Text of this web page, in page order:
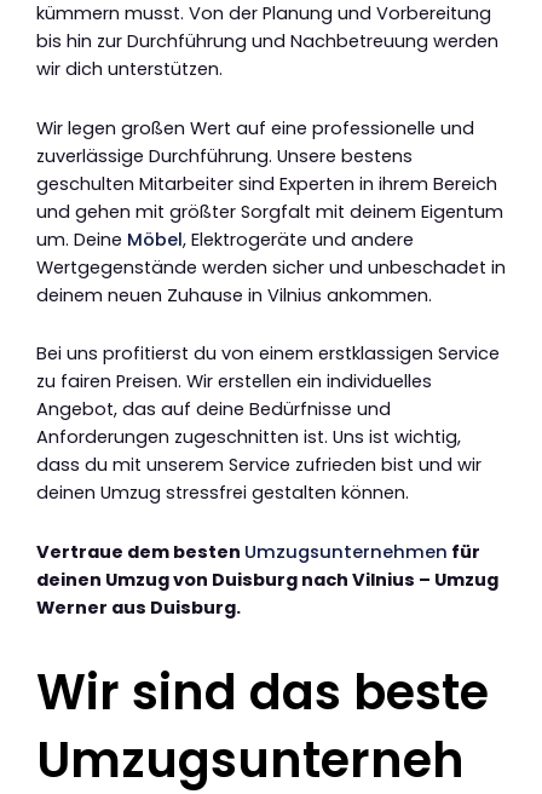
kümmern musst. Von der Planung und Vorbereitung
bis hin zur Durchführung und Nachbetreuung werden
wir dich unterstützen.
Wir legen großen Wert auf eine professionelle und
zuverlässige Durchführung. Unsere bestens
geschulten Mitarbeiter sind Experten in ihrem Bereich
und gehen mit größter Sorgfalt mit deinem Eigentum
um. Deine Möbel, Elektrogeräte und andere
Wertgegenstände werden sicher und unbeschadet in
deinem neuen Zuhause in Vilnius ankommen.
Bei uns profitierst du von einem erstklassigen Service
zu fairen Preisen. Wir erstellen ein individuelles
Angebot, das auf deine Bedürfnisse und
Anforderungen zugeschnitten ist. Uns ist wichtig,
dass du mit unserem Service zufrieden bist und wir
deinen Umzug stressfrei gestalten können.
Vertraue dem besten Umzugsunternehmen für
deinen Umzug von Duisburg nach Vilnius – Umzug
Werner aus Duisburg.
Wir sind das beste
Umzugsunterneh